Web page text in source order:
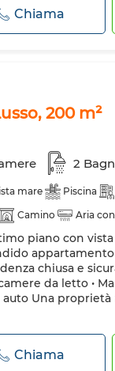
Chiama
200 m²
2
mare Piscina
Camino Aria
Frigorifero Forno
animali domestici
piano con
chiusa e
da letto •
Una
Chiama